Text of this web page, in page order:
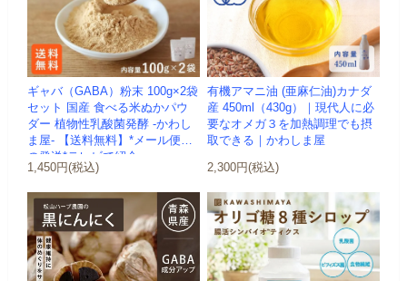
ギャバ（GABA）粉末 100g×2袋
セット 国産 食べる米ぬかパウ
ダー 植物性乳酸菌発酵 -かわし
ま屋- 【送料無料】*メール便で
の発送*テレビで紹介
1,450円(税込)
有機アマニ油 (亜麻仁油)カナダ
産 450ml（430g）｜現代人に必
要なオメガ３を加熱調理でも摂
取できる｜かわしま屋
2,300円(税込)